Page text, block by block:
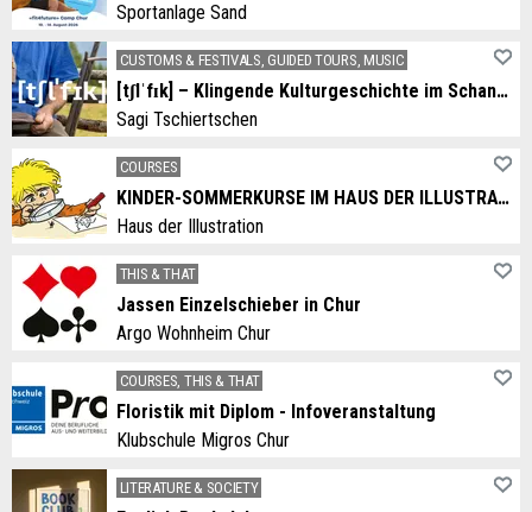
Sportanlage Sand
CUSTOMS & FESTIVALS, GUIDED TOURS, MUSIC
[tʃlˈfɪk] – Klingende Kulturgeschichte im Schanfigg
Sagi Tschiertschen
COURSES
KINDER-SOMMERKURSE IM HAUS DER ILLUSTRATION
Haus der Illustration
THIS & THAT
Jassen Einzelschieber in Chur
Argo Wohnheim Chur
COURSES, THIS & THAT
Floristik mit Diplom - Infoveranstaltung
Klubschule Migros Chur
LITERATURE & SOCIETY